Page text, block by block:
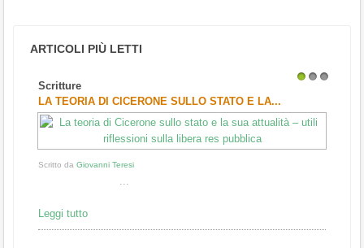
ARTICOLI PIÙ LETTI
Scritture
LA TEORIA DI CICERONE SULLO STATO E LA...
Scritto da Giovanni Teresi
...
Leggi tutto